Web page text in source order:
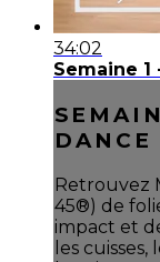
34:02
Semaine
DANCE
Retrouvez
45®) de
impact et
les